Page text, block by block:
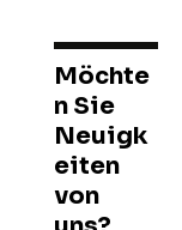
Möchte
n Sie
Neuigk
eiten
von